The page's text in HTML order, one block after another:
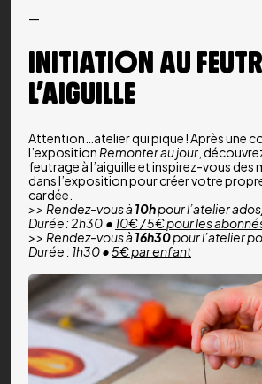
—
INITIATION AU
L’AIGUILLE
Attention…atelier qui pique ! Après une
l’exposition Remonter au jour ,
feutrage à l’aiguille et inspirez-vous
dans l’exposition pour créer votre
cardée.
>> Rendez-vous à10hpour l’atelier
Durée : 2h30 • 10€ / 5€ pour les
>> Rendez-vous à16h30pour l’atelier
Durée : 1h30 •5€ par enfant